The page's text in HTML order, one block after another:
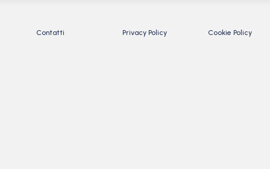
Contatti Privacy Policy Cookie Policy